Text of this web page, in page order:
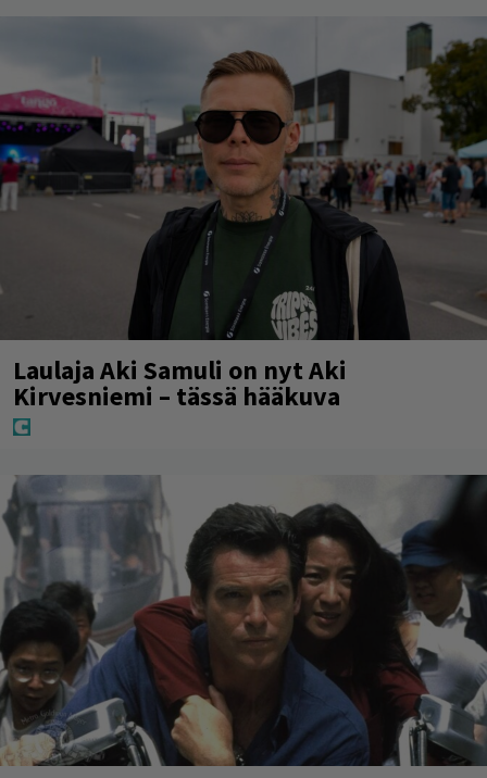
Laulaja Aki Samuli on nyt Aki
Kirvesniemi – tässä hääkuva